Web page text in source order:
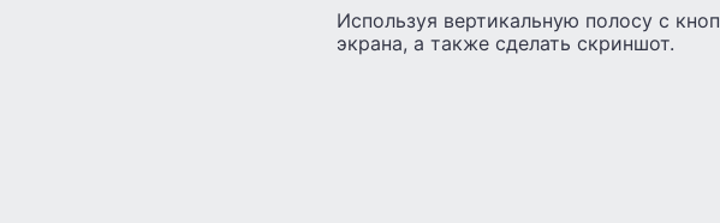
Используя вертикальную полосу с
экрана, а также сделать скриншот.